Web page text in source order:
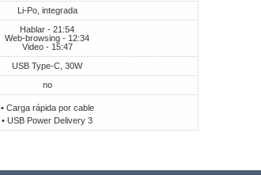
Li-Po, integrada
Hablar - 21:54
Web-browsing - 12:34
Video - 15:47
USB Type-C, 30W
no
• Carga rápida por cable
• USB Power Delivery 3